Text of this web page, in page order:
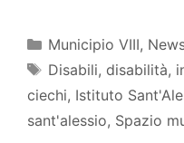
Categorie
Municipio VIII,
Tag
Disabili, disabilità,
ciechi, Istituto
sant'alessio, Spazio